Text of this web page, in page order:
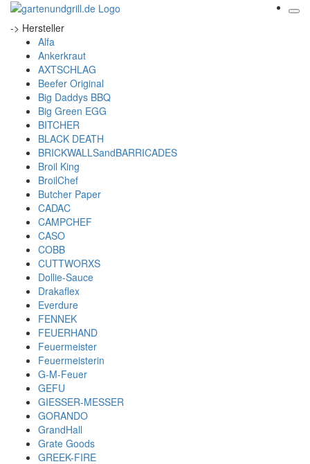
-> Hersteller
Alfa
Ankerkraut
AXTSCHLAG
Beefer Original
Big Daddys BBQ
Big Green EGG
BITCHER
BLACK DEATH
BRICKWALLSandBARRICADES
Broil King
BroilChef
Butcher Paper
CADAC
CAMPCHEF
CASO
COBB
CUTTWORXS
Dollie-Sauce
Drakaflex
Everdure
FENNEK
FEUERHAND
Feuermeister
Feuermeisterin
G-M-Feuer
GEFU
GIESSER-MESSER
GORANDO
GrandHall
Grate Goods
GREEK-FIRE